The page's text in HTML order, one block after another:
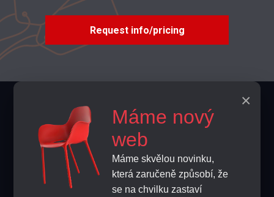
Request info/pricing
Máme nový
web
Máme skvělou novinku,
která zaručeně způsobí, že
se na chvilku zastaví
×